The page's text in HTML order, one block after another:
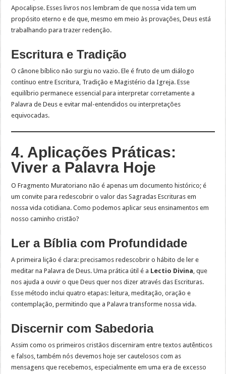
Apocalipse. Esses livros nos lembram de que nossa vida tem um
propósito eterno e de que, mesmo em meio às provações, Deus está
trabalhando para trazer redenção.
Escritura e Tradição
O cânone bíblico não surgiu no vazio. Ele é fruto de um diálogo
contínuo entre Escritura, Tradição e Magistério da Igreja. Esse
equilíbrio permanece essencial para interpretar corretamente a
Palavra de Deus e evitar mal-entendidos ou interpretações
equivocadas.
4. Aplicações Práticas:
Viver a Palavra Hoje
O Fragmento Muratoriano não é apenas um documento histórico; é
um convite para redescobrir o valor das Sagradas Escrituras em
nossa vida cotidiana. Como podemos aplicar seus ensinamentos em
nosso caminho cristão?
Ler a Bíblia com Profundidade
A primeira lição é clara: precisamos redescobrir o hábito de ler e
meditar na Palavra de Deus. Uma prática útil é a Lectio Divina, que
nos ajuda a ouvir o que Deus quer nos dizer através das Escrituras.
Esse método inclui quatro etapas: leitura, meditação, oração e
contemplação, permitindo que a Palavra transforme nossa vida.
Discernir com Sabedoria
Assim como os primeiros cristãos discerniram entre textos autênticos
e falsos, também nós devemos hoje ser cautelosos com as
mensagens que recebemos, especialmente em uma era de excesso